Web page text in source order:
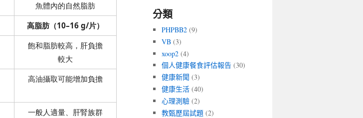
魚體內的自然脂肪
高脂肪（10–16 g/片）
飽和脂肪較高，肝負擔
較大
高油攝取可能增加負擔
一般人適量、肝腎族群
分類
PHPBB2 (9)
VB (3)
xoop2 (4)
個人健康餐食評估報告 (30)
健康新聞 (3)
健康生活 (40)
心理測驗 (2)
教甄歷屆試題 (2)